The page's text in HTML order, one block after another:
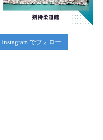
Instagram でフォロー